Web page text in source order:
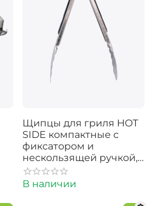
Щипцы для гриля HOT
SIDE компактные с
фиксатором и
нескользящей ручкой,
23 см
В наличии